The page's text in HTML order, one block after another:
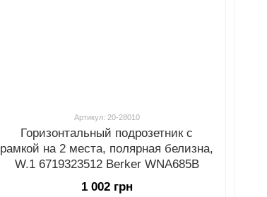
Артикул: 20-28010
Горизонтальный подрозетник с
рамкой на 2 места, полярная белизна,
W.1 6719323512 Berker WNA685B
1 002 грн